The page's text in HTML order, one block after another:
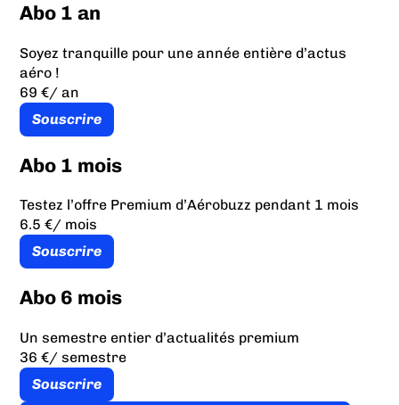
Abo 1 an
Soyez tranquille pour une année entière d’actus
aéro !
69 €/ an
Souscrire
Abo 1 mois
Testez l’offre Premium d’Aérobuzz pendant 1 mois
6.5 €/ mois
Souscrire
Abo 6 mois
Un semestre entier d’actualités premium
36 €/ semestre
Souscrire